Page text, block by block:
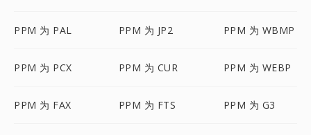
PPM 为 PAL PPM 为 JP2 PPM 为 WBMP
PPM 为 PCX PPM 为 CUR PPM 为 WEBP
PPM 为 FAX PPM 为 FTS PPM 为 G3